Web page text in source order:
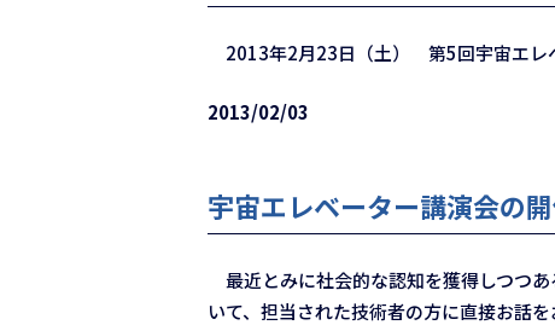
2013年2月23日（土） 第5回宇宙エレ
2013/02/03
宇宙エレベーター講演会の
最近とみに社会的な認知を獲得しつつ
いて、担当された技術者の方に直接お話